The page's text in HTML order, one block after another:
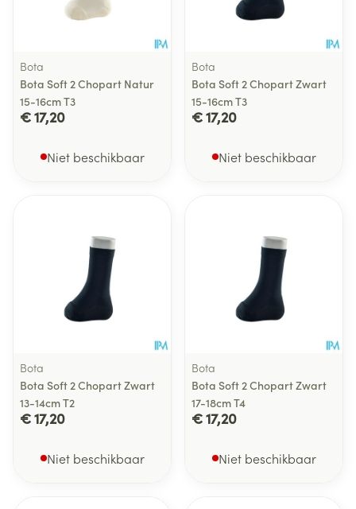
Bota
Bota Soft 2 Chopart Natur
15-16cm T3
€ 17,20
Niet beschikbaar
Bota
Bota Soft 2 Chopart Zwart
15-16cm T3
€ 17,20
Niet beschikbaar
Bota
Bota Soft 2 Chopart Zwart
13-14cm T2
€ 17,20
Niet beschikbaar
Bota
Bota Soft 2 Chopart Zwart
17-18cm T4
€ 17,20
Niet beschikbaar